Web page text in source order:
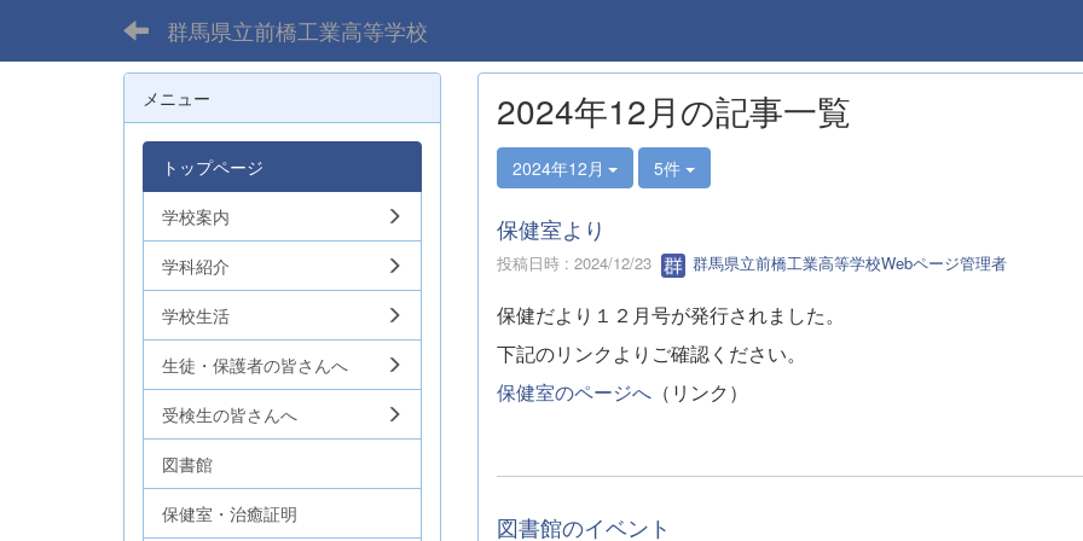
群馬県立前橋工業高等学校
2024年12月の記事一覧
2024年12月 5件
保健室より
投稿日時 : 2024/12/23 群馬県立前橋工業高等学校Webページ管理者
保健だより１２月号が発行されました。
下記のリンクよりご確認ください。
保健室のページへ（リンク）
図書館のイベント
メニュー
トップページ
学校案内
学科紹介
学校生活
生徒・保護者の皆さんへ
受検生の皆さんへ
図書館
保健室・治癒証明